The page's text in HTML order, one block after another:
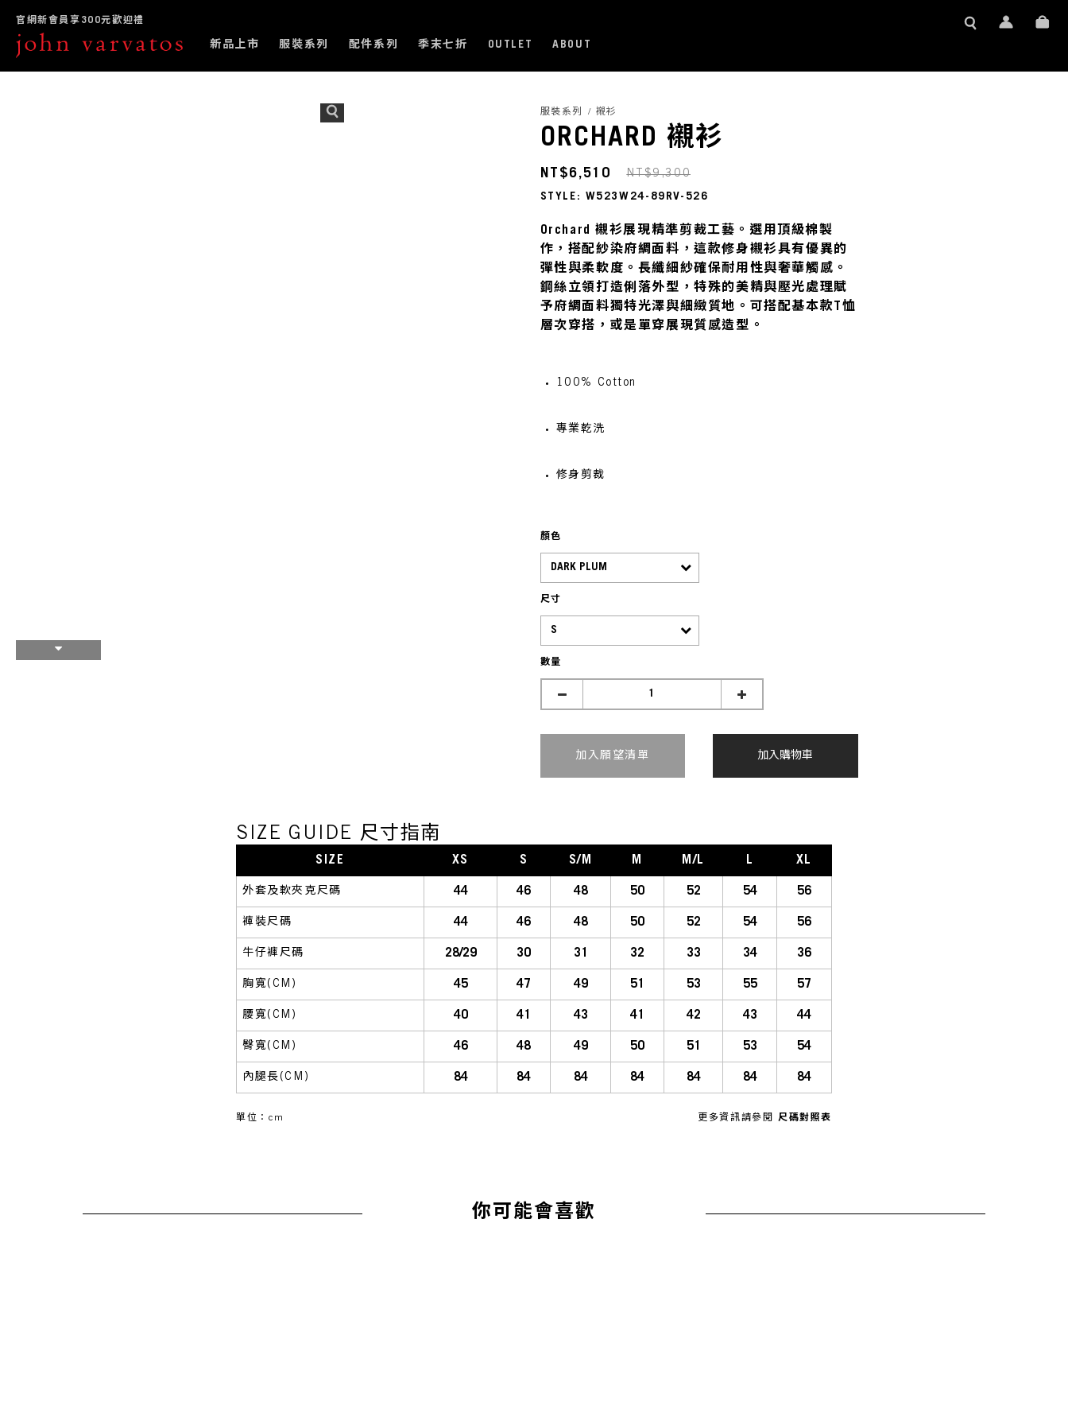
官網新會員享300元歡迎禮
新品上市 服裝系列 配件系列 季末七折 OUTLET ABOUT
服裝系列 / 襯衫
ORCHARD 襯衫
STYLE: W523W24-89RV-526
Orchard 襯衫展現精準剪裁工藝。選用頂級棉製
作，搭配紗染府綢面料，這款修身襯衫具有優異的
彈性與柔軟度。長纖細紗確保耐用性與奢華觸感。
鋼絲立領打造俐落外型，特殊的美精與壓光處理賦
予府綢面料獨特光澤與細緻質地。可搭配基本款T恤
層次穿搭，或是單穿展現質感造型。
100% Cotton
專業乾洗
修身剪裁
NT$6,510 NT$9,300
顏色
尺寸
數量
加入購物車
加入追蹤清單
SIZE GUIDE 尺寸指南
SIZE XS S S/M M M/L L XL
外套及軟夾克尺碼 44 46 48 50 52 54 56
褲裝尺碼 44 46 48 50 52 54 56
牛仔褲尺碼 28/29 30 31 32 33 34 36
胸寬(CM) 45 47 49 51 53 55 57
腰寬(CM) 40 41 43 41 42 43 44
臀寬(CM) 46 48 49 50 51 53 54
內腿長(CM) 84 84 84 84 84 84 84
單位：cm 更多資訊請參閱 尺碼對照表
你可能會喜歡